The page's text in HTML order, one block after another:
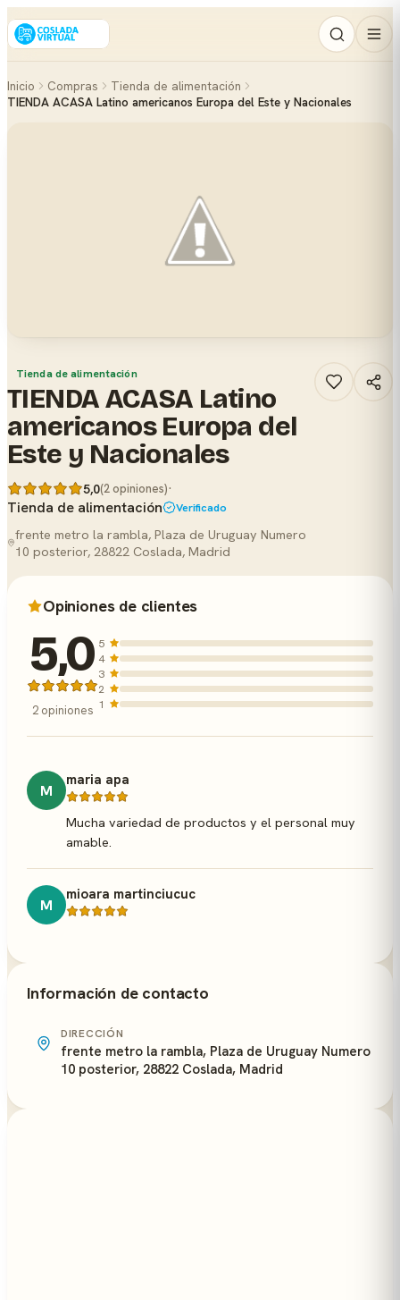
Inicio Compras
Tienda de alimentación
TIENDA ACASA Latino americanos Europa del Este y Nacionales
Tienda de alimentación
TIENDA ACASA Latino
americanos Europa del
Este y Nacionales
5,0(2 opiniones)·
Tienda de alimentación
Verificado
frente metro la rambla, Plaza de Uruguay Numero
10 posterior, 28822 Coslada, Madrid
Opiniones de clientes
5,0
2 opiniones
5
4
3
2
1
M
maria apa
Mucha variedad de productos y el personal muy
amable.
M
mioara martinciucuc
Información de contacto
DIRECCIÓN
frente metro la rambla, Plaza de Uruguay Numero
10 posterior, 28822 Coslada, Madrid